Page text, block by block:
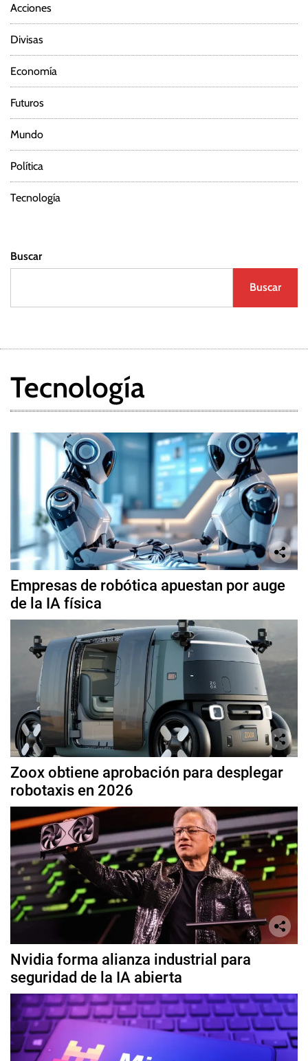
e
e
n
t
r
a
d
s
Acciones
Divisas
Economía
Futuros
Mundo
Política
Tecnología
Buscar
Buscar
Tecnología
Empresas de robótica apuestan por auge
de la IA física
Zoox obtiene aprobación para desplegar
robotaxis en 2026
Nvidia forma alianza industrial para
seguridad de la IA abierta